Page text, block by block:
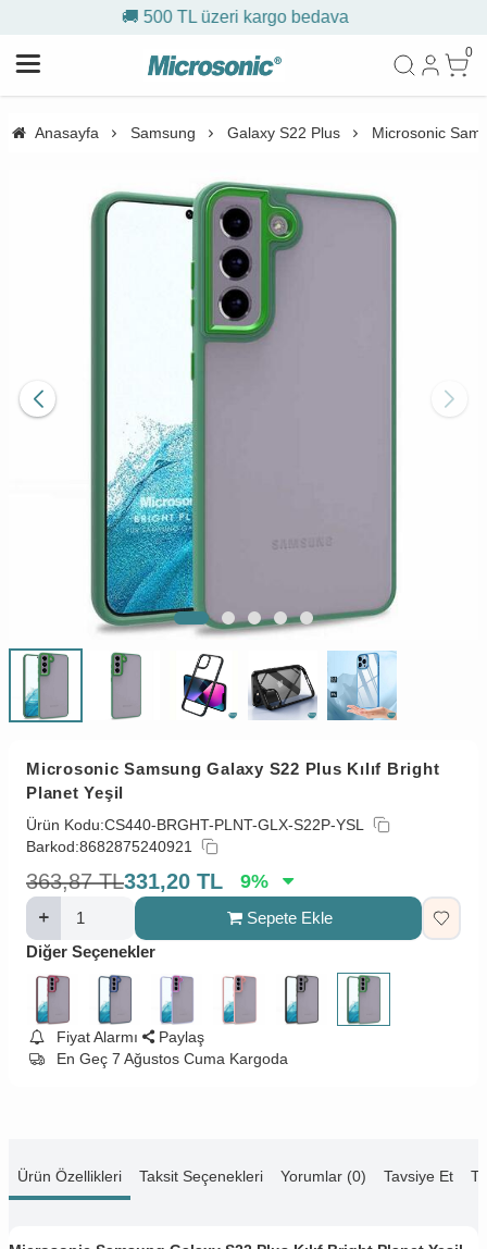
TL üzeri kargo bedava
0
Anasayfa Samsung Galaxy S22 Plus Microsonic
Microsonic Samsung Galaxy S22 Plus Kılıf Bright
Planet Yeşil
Ürün Kodu:CS440-BRGHT-PLNT-GLX-S22P-YSL
Barkod:8682875240921
363,87 TL331,20 TL 9%
Sepete Ekle
Diğer Seçenekler
Fiyat Alarmı
Paylaş
En Geç 7 Ağustos Cuma Kargoda
Ürün Özellikleri Taksit Seçenekleri Yorumlar (0) Tavsiye Et